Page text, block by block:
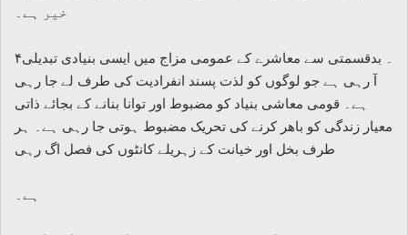
خیر ہے۔
۴۔ بدقسمتی سے معاشرے کے عمومی مزاج میں ایسی بنیادی تبدیلی
آ رہی ہے جو لوگوں کو لذت پسند انفرادیت کی طرف لے جا رہی
ہے۔ قومی معاشی بنیاد کو مضبوط اور توانا بنانے کے بجائے ذاتی
معیار زندگی کو باھر کرنے کی تحریک مضبوط ہوتی جا رہی ہے۔ ہر
طرف بخل اور خیانت کے زہریلے کانٹوں کی فصل اگ رہی
ہے۔